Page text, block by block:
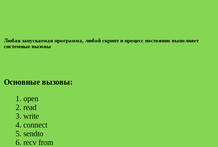
Любая запускаемая программа, любой скрипт и процесс постоянно выполняет
системные вызовы
Основные вызовы:
open
read
write
connect
sendto
recv from